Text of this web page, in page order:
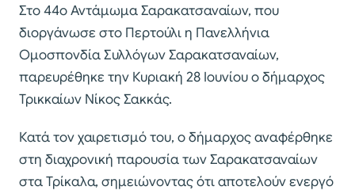
Στο 44ο Αντάμωμα Σαρακατσαναίων, που
διοργάνωσε στο Περτούλι η Πανελλήνια
Ομοσπονδία Συλλόγων Σαρακατσαναίων,
παρευρέθηκε την Κυριακή 28 Ιουνίου ο δήμαρχος
Τρικκαίων Νίκος Σακκάς.
Κατά τον χαιρετισμό του, ο δήμαρχος αναφέρθηκε
στη διαχρονική παρουσία των Σαρακατσαναίων
στα Τρίκαλα, σημειώνοντας ότι αποτελούν ενεργό